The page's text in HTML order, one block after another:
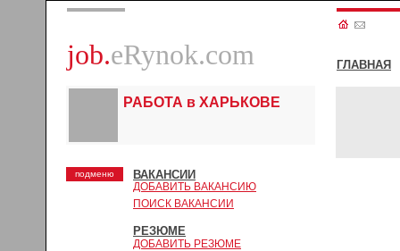
job.eRynok.com ГЛАВНАЯ
РАБОТА в ХАРЬКОВЕ
подменю ВАКАНСИИ
ДОБАВИТЬ ВАКАНСИЮ
ПОИСК ВАКАНСИИ
РЕЗЮМЕ
ДОБАВИТЬ РЕЗЮМЕ